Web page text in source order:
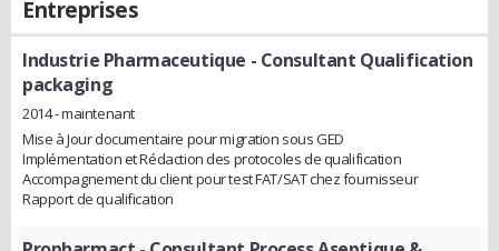
Entreprises
Industrie Pharmaceutique - Consultant Qualification
packaging
2014 - maintenant
Mise à Jour documentaire pour migration sous GED
Implémentation et Rédaction des protocoles de qualification
Accompagnement du client pour test FAT/SAT chez fournisseur
Rapport de qualification